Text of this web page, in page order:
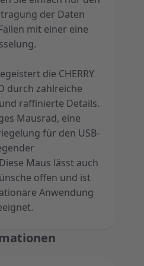
der Daten
mit einer eine
die CHERRY
durch zahlreiche
raffinierte Details.
Mausrad, eine
für den USB-
Maus lässt auch
offen und ist
Anwendung